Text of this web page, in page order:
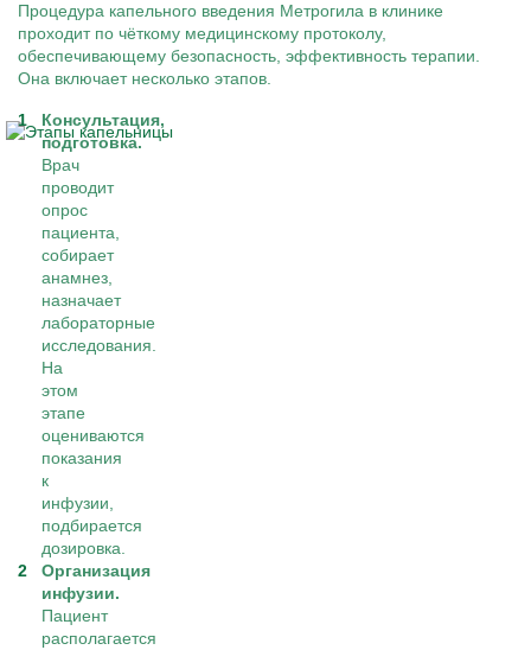
Процедура капельного введения Метрогила в клинике
проходит по чёткому медицинскому протоколу,
обеспечивающему безопасность, эффективность терапии.
Она включает несколько этапов.
Консультация,
подготовка.
Врач
проводит
опрос
пациента,
собирает
анамнез,
назначает
лабораторные
исследования.
На
этом
этапе
оцениваются
показания
к
инфузии,
подбирается
дозировка.
Организация
инфузии.
Пациент
располагается